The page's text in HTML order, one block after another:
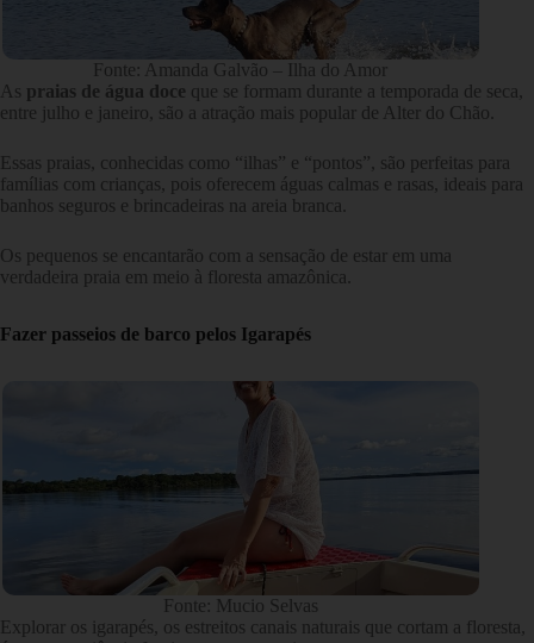
Fonte: Amanda Galvão – Ilha do Amor
As praias de água doce que se formam durante a temporada de seca,
entre julho e janeiro, são a atração mais popular de Alter do Chão.
Essas praias, conhecidas como “ilhas” e “pontos”, são perfeitas para
famílias com crianças, pois oferecem águas calmas e rasas, ideais para
banhos seguros e brincadeiras na areia branca.
Os pequenos se encantarão com a sensação de estar em uma
verdadeira praia em meio à floresta amazônica.
Fazer passeios de barco pelos Igarapés
Fonte: Mucio Selvas
Explorar os igarapés, os estreitos canais naturais que cortam a floresta,